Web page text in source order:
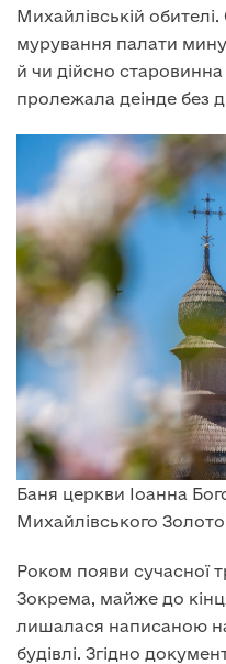
Михайлівській
мурування палати
й чи дійсно
пролежала деінде без
Баня церкви Іоанна
Михайлівського
Роком появи сучасної
Зокрема, майже до
лишалася написаною
будівлі. Згідно